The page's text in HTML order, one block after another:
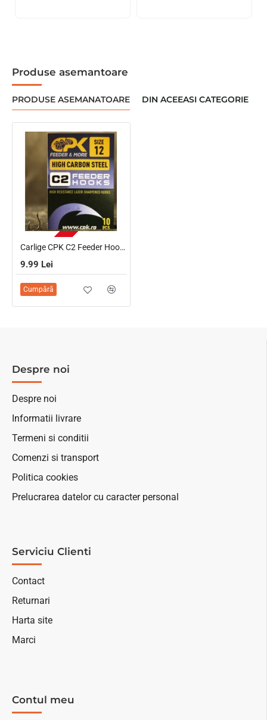
Produse asemantoare
PRODUSE ASEMANATOARE DIN ACEEASI CATEGORIE
STOC EPUIZAT Carlige CPK C2 Feeder Hooks, Nr.12, 10Buc/Plic
9.99 Lei
Cumpără
Despre noi
Despre noi
Informatii livrare
Termeni si conditii
Comenzi si transport
Politica cookies
Prelucrarea datelor cu caracter personal
Serviciu Clienti
Contact
Returnari
Harta site
Marci
Contul meu